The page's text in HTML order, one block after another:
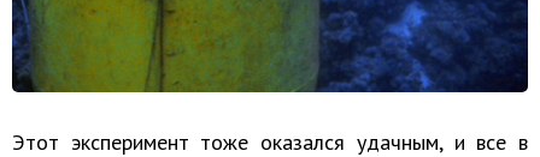
Этот эксперимент тоже оказался удачным, и все в